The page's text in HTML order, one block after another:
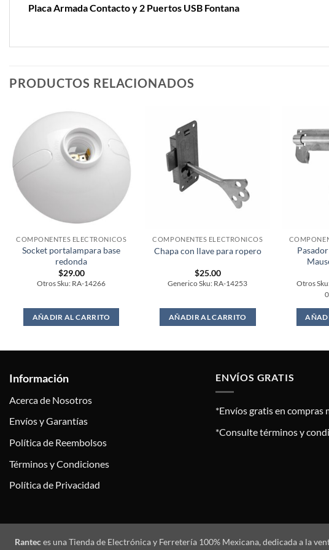
Placa Armada Contacto y 2 Puertos USB Fontana
PRODUCTOS RELACIONADOS
COMPONENTES ELECTRONICOS
Socket portalampara base
redonda
$29.00
Otros Sku: RA-14266
AÑADIR AL CARRITO
COMPONENTES ELECTRONICOS
Chapa con llave para ropero
$25.00
Generico Sku: RA-14253
AÑADIR AL CARRITO
Otros
Información
Acerca de Nosotros
Envíos y Garantías
Política de Reembolsos
Términos y Condiciones
Política de Privacidad
ENVÍOS GRATIS
*Envíos gratis en compras
*Consulte términos y
Ranteces una Tienda de Electrónica y Ferretería 100% Mexicana, dedicada a la